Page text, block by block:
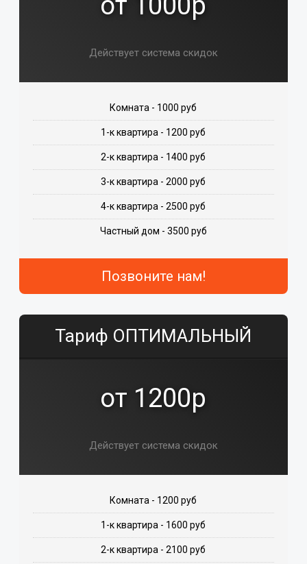
Действует система скидок
Комната - 1000 руб
1-к квартира - 1200 руб
2-к квартира - 1400 руб
3-к квартира - 2000 руб
4-к квартира - 2500 руб
Частный дом - 3500 руб
Позвоните нам!
Тариф ОПТИМАЛЬНЫЙ
от 1200р
Действует система скидок
Комната - 1200 руб
1-к квартира - 1600 руб
2-к квартира - 2100 руб